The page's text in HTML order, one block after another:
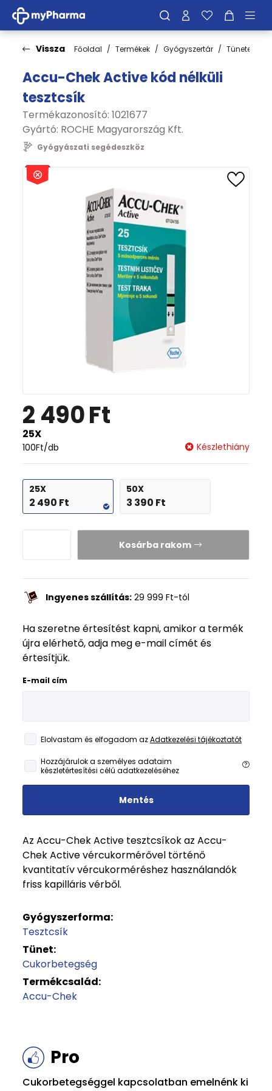
Vissza Főoldal Termékek Gyógyszertár Tünetek
Accu-Chek Active kód nélküli
tesztcsík
Termékazonosító: 1021677
Gyártó: ROCHE Magyarország Kft.
Gyógyászati segédeszköz
2 490Ft
25X
100Ft/db Készlethiány
25X
2 490 Ft
50X
3 390 Ft
Kosárba rakom
Ingyenes szállítás: 29 999 Ft-tól
Ha szeretne értesítést kapni, amikor a termék
újra elérhető, adja meg e-mail címét és
értesítjük.
E-mail cím
Elolvastam és elfogadom azAdatkezelési tájékoztatót
Hozzájárulok a személyes adataim
készletértesítési célú adatkezeléséhez
Mentés
Az Accu-Chek Active tesztcsíkok az Accu-
Chek Active vércukormérővel történő
kvantitatív vércukorméréshez használandók
friss kapilláris vérből.
Gyógyszerforma:
Tesztcsík
Tünet:
Cukorbetegség
Termékcsalád:
Accu-Chek
Pro
Cukorbetegséggel kapcsolatban emelnénk ki